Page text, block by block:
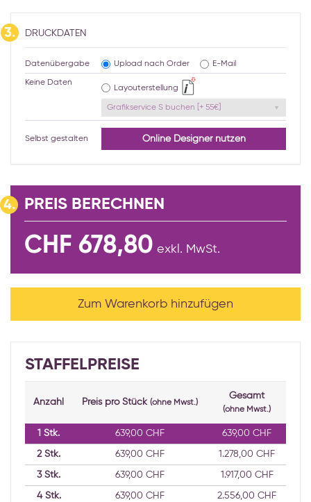
3. DRUCKDATEN
Datenübergabe Upload nach Order E-Mail
Keine Daten
Layouterstellung
Grafikservice S buchen [+ 55€]
Selbst gestalten Online Designer nutzen
4. PREIS BERECHNEN
CHF 678,80 exkl. MwSt.
Zum Warenkorb hinzufügen
STAFFELPREISE
Anzahl Preis pro Stück (ohne Mwst.)
Gesamt
(ohne Mwst.)
1 Stk. 639,00 CHF 639,00 CHF
2Stk. 639,00 CHF 1.278,00 CHF
3Stk. 639,00 CHF 1.917,00 CHF
4Stk. 639,00 CHF 2.556,00 CHF